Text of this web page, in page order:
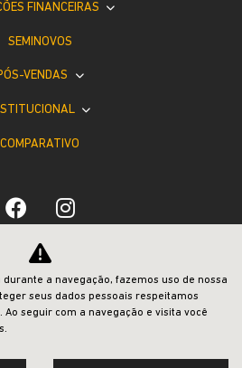
FINANCEIRAS
SEMINOVOS
VENDAS
COMPARATIVO
Seu bem maior é a vida.
a navegação, fazemos uso de nossa
seus dados pessoais respeitamos
. Ao seguir com a navegação e visita você